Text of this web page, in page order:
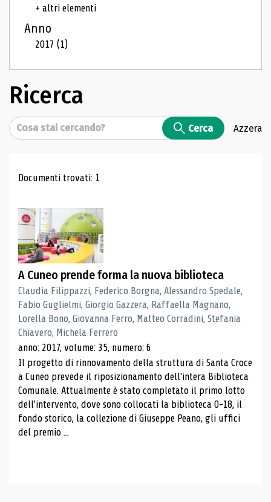
+ altri elementi
Anno
2017(1)
Ricerca
Cerca Cerca Azzera
Risultati di ricerca
Documenti trovati: 1
A Cuneo prende forma la nuova biblioteca
Claudia Filippazzi, Federico Borgna, Alessandro Spedale,
Fabio Guglielmi, Giorgio Gazzera, Raffaella Magnano,
Lorella Bono, Giovanna Ferro, Matteo Corradini, Stefania
Chiavero, Michela Ferrero
anno: 2017, volume: 35, numero: 6
Il progetto di rinnovamento della struttura di Santa Croce
a Cuneo prevede il riposizionamento dell'intera Biblioteca
Comunale. Attualmente è stato completato il primo lotto
dell'intervento, dove sono collocati la biblioteca 0-18, il
fondo storico, la collezione di Giuseppe Peano, gli uffici
del premio ...